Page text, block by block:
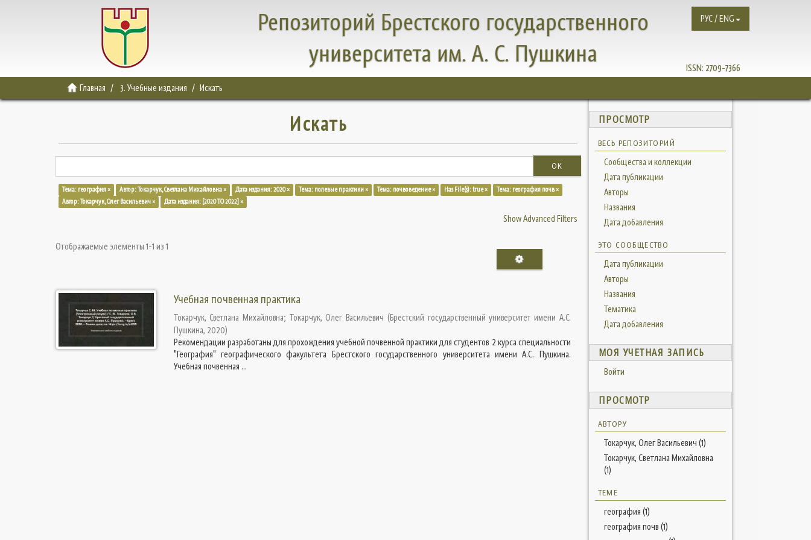
Репозиторий Брестского государственного
университета им. А. С. Пушкина
ISSN: 2709-7366
РУС / ENG
Главная 3. Учебные издания Искать
Искать
OK
Тема: география × Автор: Токарчук, Светлана Михайловна × Дата издания: 2020 × Тема: полевые практики × Тема: почвоведение × Has File(s): true ×
Тема: география почв ×
Автор: Токарчук, Олег Васильевич ×
Дата издания: [2020 TO 2022] ×
Show Advanced Filters
Отображаемые элементы 1-1 из 1
Учебная почвенная практика
Токарчук, Светлана Михайловна; Токарчук, Олег Васильевич (Брестский государственный университет имени А.С.
Пушкина, 2020)
Рекомендации разработаны для прохождения учебной почвенной практики для студентов 2 курса специальности
"География" географического факультета Брестского государственного университета имени А.С. Пушкина.
Учебная почвенная ...
ПРОСМОТР
ВЕСЬ РЕПОЗИТОРИЙ
Сообщества и коллекции
Дата публикации
Авторы
Названия
Дата добавления
ЭТО СООБЩЕСТВО
Дата публикации
Авторы
Названия
Тематика
Дата добавления
МОЯ УЧЕТНАЯ ЗАПИСЬ
Войти
ПРОСМОТР
АВТОРУ
Токарчук, Олег Васильевич (1)
Токарчук, Светлана Михайловна
(1)
ТЕМЕ
география (1)
география почв (1)